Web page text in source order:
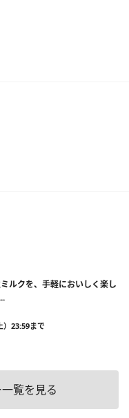
ルクを、手軽においしく楽し
）23:59まで
覧を見る